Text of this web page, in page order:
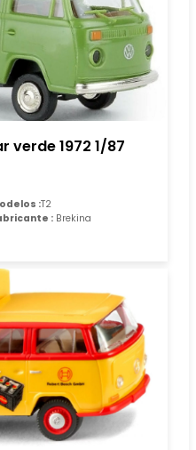
verde 1972 1/87
:T2
: Brekina